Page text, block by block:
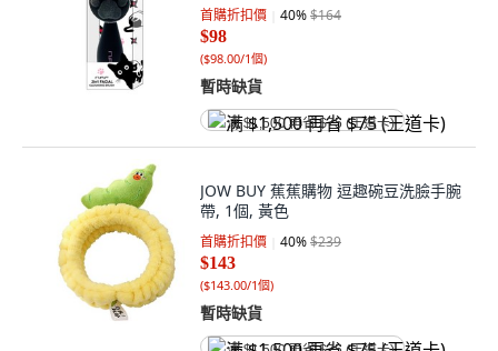
首購折扣價 40%$164
$98
($98.00/1個)
暫時缺貨
满 $1,500 再省 $75 (王道卡)
JOW BUY 蕉蕉購物 逗趣碗豆洗臉手腕
帶, 1個, 黃色
首購折扣價 40%$239
$143
($143.00/1個)
暫時缺貨